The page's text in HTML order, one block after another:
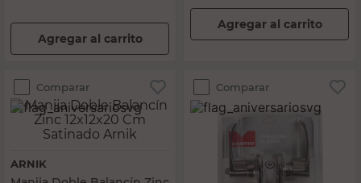
Agregar al carrito
Agregar al carrito
Comparar
ARNIK
Comparar